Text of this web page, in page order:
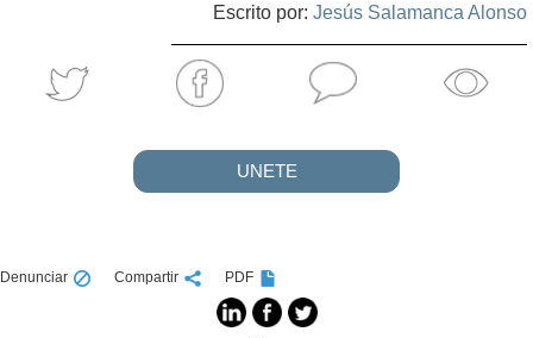
Escrito por: Jesús Salamanca Alonso
UNETE
Denunciar Compartir PDF